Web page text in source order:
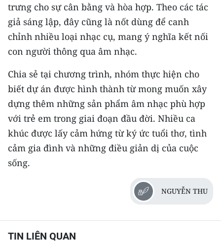
trưng cho sự cân bằng và hòa hợp. Theo các tác
giả sáng lập, đây cũng là nốt dùng để canh
chỉnh nhiều loại nhạc cụ, mang ý nghĩa kết nối
con người thông qua âm nhạc.
Chia sẻ tại chương trình, nhóm thực hiện cho
biết dự án được hình thành từ mong muốn xây
dựng thêm những sản phẩm âm nhạc phù hợp
với trẻ em trong giai đoạn đầu đời. Nhiều ca
khúc được lấy cảm hứng từ ký ức tuổi thơ, tình
cảm gia đình và những điều giản dị của cuộc
sống.
NGUYỄN THU
TIN LIÊN QUAN